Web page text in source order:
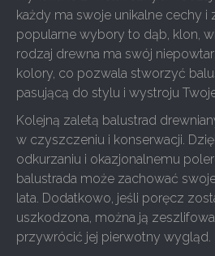
każdy ma swoje unikalne cechy i
popularne wybory to dąb, klon,
rodzaj drewna ma swój
kolory, co pozwala stworzyć
pasującą do stylu i wystroju
Kolejną zaletą balustrad
w czyszczeniu i konserwacji.
odkurzaniu i okazjonalnemu
balustrada może zachować
lata. Dodatkowo, jeśli poręcz
uszkodzona, można ją
przywrócić jej pierwotny wygląd.